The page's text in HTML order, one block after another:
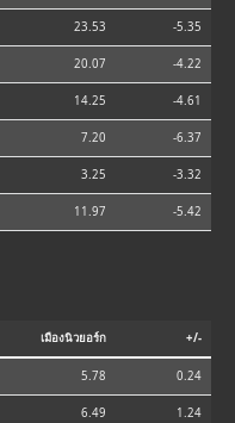
23.53 -5.35
20.07 -4.22
14.25 -4.61
7.20 -6.37
3.25 -3.32
11.97 -5.42
เมืองนิวยอร์ก +/-
5.78 0.24
6.49 1.24